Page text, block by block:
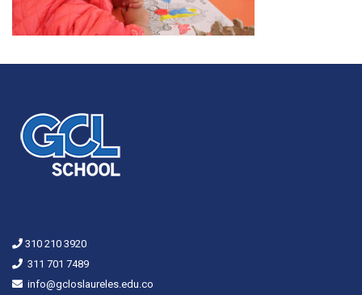
310 210 3920
311 701 7489
info@gcloslaureles.edu.co